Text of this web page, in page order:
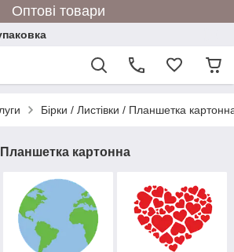
Оптові товари
Бірки / Листівки / Планшетка
Планшетка картонна